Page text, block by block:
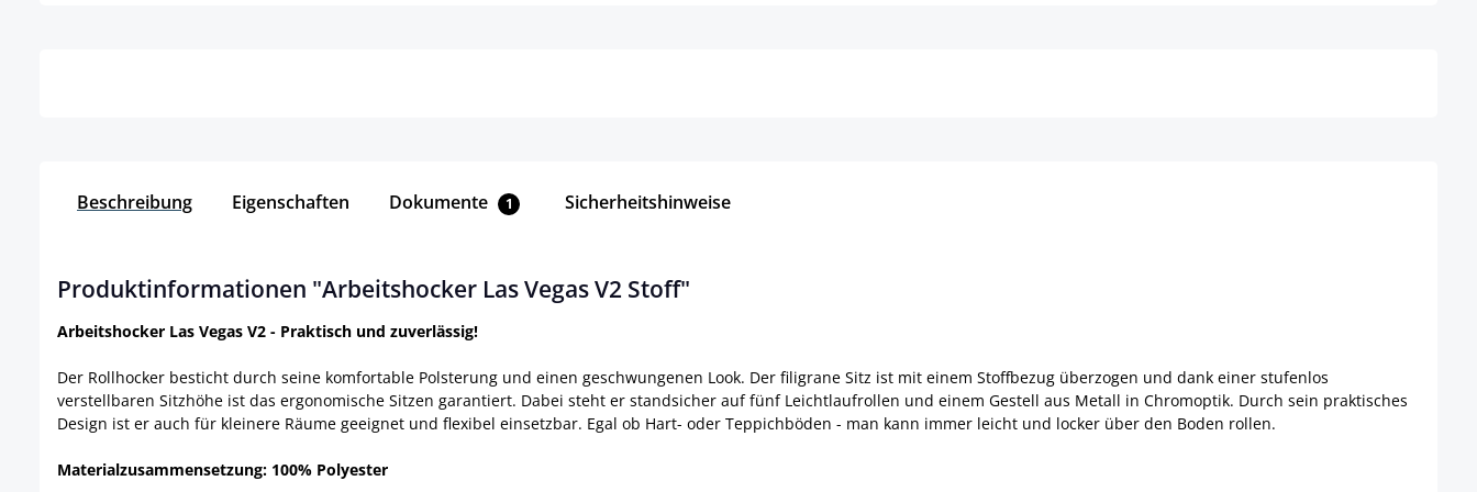
Beschreibung Eigenschaften Dokumente 1 Sicherheitshinweise
Produktinformationen "Arbeitshocker Las Vegas V2 Stoff"
Arbeitshocker Las Vegas V2 - Praktisch und zuverlässig!
Der Rollhocker besticht durch seine komfortable Polsterung und einen geschwungenen Look. Der filigrane Sitz ist mit einem Stoffbezug überzogen und dank einer stufenlos
verstellbaren Sitzhöhe ist das ergonomische Sitzen garantiert. Dabei steht er standsicher auf fünf Leichtlaufrollen und einem Gestell aus Metall in Chromoptik. Durch sein praktisches
Design ist er auch für kleinere Räume geeignet und flexibel einsetzbar. Egal ob Hart- oder Teppichböden - man kann immer leicht und locker über den Boden rollen.
Materialzusammensetzung: 100% Polyester